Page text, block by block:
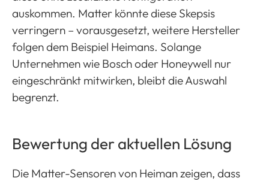
auskommen. Matter könnte diese Skepsis
verringern – vorausgesetzt, weitere Hersteller
folgen dem Beispiel Heimans. Solange
Unternehmen wie Bosch oder Honeywell nur
eingeschränkt mitwirken, bleibt die Auswahl
begrenzt.
Bewertung der aktuellen Lösung
Die Matter-Sensoren von Heiman zeigen, dass